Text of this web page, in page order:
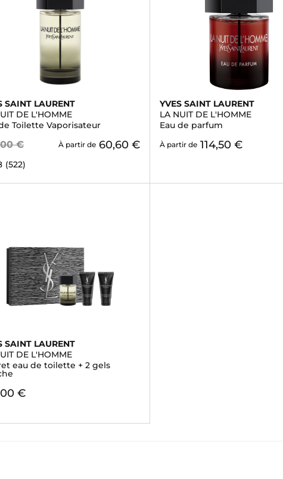
SAINT LAURENT
DE L'HOMME
Toilette Vaporisateur
€ À partir de 60,60 €
(522)
YVES SAINT LAURENT
LA NUIT DE L'HOMME
Eau de parfum
À partir de 114,50 €
SAINT LAURENT
DE L'HOMME
eau de toilette + 2 gels
€